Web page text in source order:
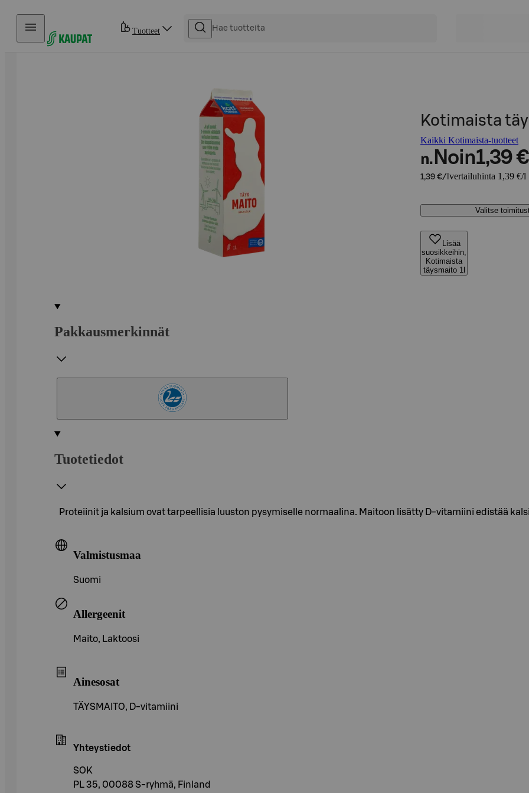
Hyppää sisältöön
Tuotteet
Kotimaista
Kaikki Kotimaista-tuotteet
n. Noin1,39 €
1,39 €/l vertailuhinta 1,39 €/l
Valitse
Lisää
suosikkeihin,
Kotimaista
täysmaito 1l
Pakkausmerkinnät
Tuotetiedot
Proteiinit ja kalsium ovat tarpeellisia luuston pysymiselle normaalina. Maitoon lisätty D-vitamiini edistää
Valmistusmaa
Suomi
Allergeenit
Maito, Laktoosi
Ainesosat
TÄYSMAITO, D-vitamiini
Yhteystiedot
SOK
PL 35, 00088 S-ryhmä, Finland